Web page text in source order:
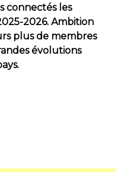
connectés les
2026. Ambition
plus de membres
évolutions